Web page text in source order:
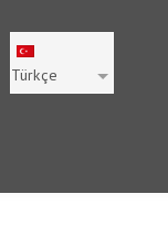
Türkçe